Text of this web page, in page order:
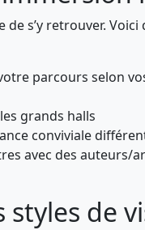
s’y retrouver.
parcours selon
grands halls
conviviale
avec des auteurs/
styles de